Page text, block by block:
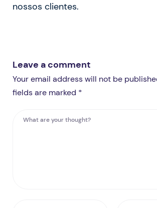
nossos clientes.
Leave a comment
Your email address will not be
fields are marked *